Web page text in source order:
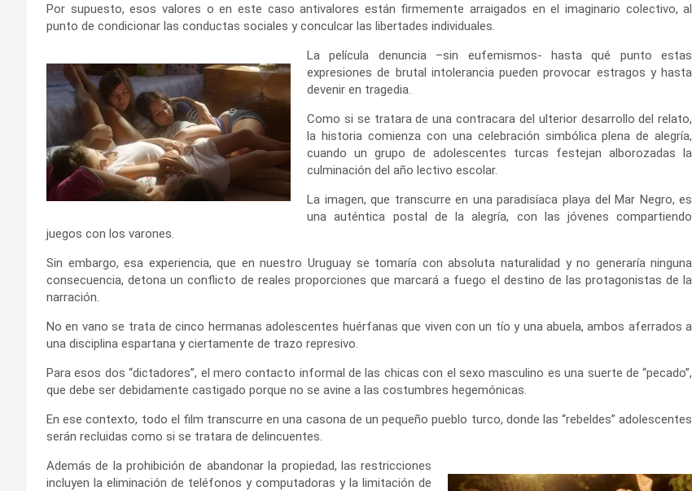
Por supuesto, esos valores o en este caso antivalores están firmemente arraigados en el imaginario colectivo, al
punto de condicionar las conductas sociales y conculcar las libertades individuales.
La película denuncia –sin eufemismos- hasta qué punto estas
expresiones de brutal intolerancia pueden provocar estragos y hasta
devenir en tragedia.
Como si se tratara de una contracara del ulterior desarrollo del relato,
la historia comienza con una celebración simbólica plena de alegría,
cuando un grupo de adolescentes turcas festejan alborozadas la
culminación del año lectivo escolar.
La imagen, que transcurre en una paradisíaca playa del Mar Negro, es
una auténtica postal de la alegría, con las jóvenes compartiendo
juegos con los varones.
Sin embargo, esa experiencia, que en nuestro Uruguay se tomaría con absoluta naturalidad y no generaría ninguna
consecuencia, detona un conflicto de reales proporciones que marcará a fuego el destino de las protagonistas de la
narración.
No en vano se trata de cinco hermanas adolescentes huérfanas que viven con un tío y una abuela, ambos aferrados a
una disciplina espartana y ciertamente de trazo represivo.
Para esos dos “dictadores”, el mero contacto informal de las chicas con el sexo masculino es una suerte de “pecado”,
que debe ser debidamente castigado porque no se avine a las costumbres hegemónicas.
En ese contexto, todo el film transcurre en una casona de un pequeño pueblo turco, donde las “rebeldes” adolescentes
serán recluidas como si se tratara de delincuentes.
Además de la prohibición de abandonar la propiedad, las restricciones
incluyen la eliminación de teléfonos y computadoras y la limitación de